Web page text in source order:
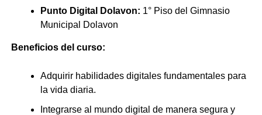
Punto Digital Dolavon: 1° Piso del Gimnasio
Municipal Dolavon
Beneficios del curso:
Adquirir habilidades digitales fundamentales para
la vida diaria.
Integrarse al mundo digital de manera segura y